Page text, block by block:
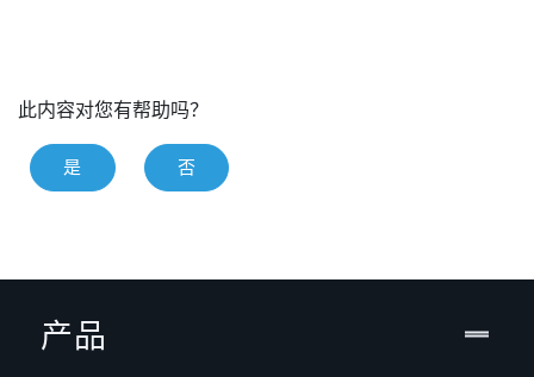
此内容对您有帮助吗？
是 否
产品